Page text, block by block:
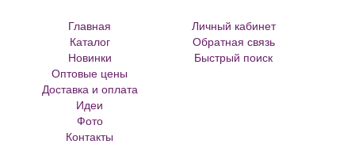
Главная
Каталог
Новинки
Оптовые цены
Доставка и оплата
Идеи
Фото
Контакты
Личный кабинет
Обратная связь
Быстрый поиск